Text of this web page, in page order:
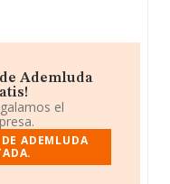
Ademluda
el
ADEMLUDA